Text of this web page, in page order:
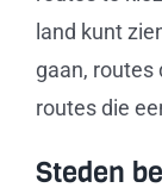
land kunt
gaan, routes
routes die
Steden